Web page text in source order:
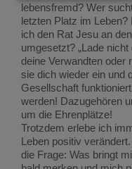
lebensfremd? Wer
letzten Platz im
ich den Rat Jesu an
umgesetzt? „Lade
deine Verwandten oder
sie dich wieder ein und
Gesellschaft
werden! Dazugehören
um die Ehrenplätze!
Trotzdem erlebe ich
Leben positiv
die Frage: Was bringt